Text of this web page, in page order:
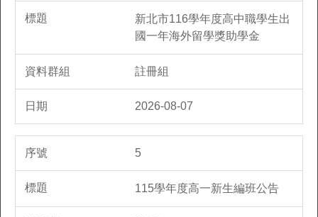
新北市116學年度高中職學生出
國一年海外留學獎助學金
註冊組
2026-08-07
5
115學年度高一新生編班公告